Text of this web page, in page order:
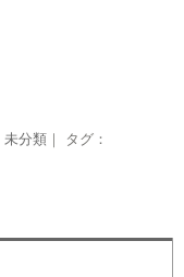
未分類 ｜ タグ：